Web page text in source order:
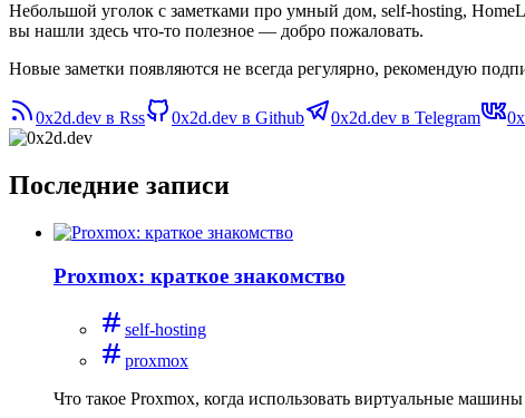
Небольшой уголок с заметками про умный дом, self-hosting,
вы нашли здесь что-то полезное — добро пожаловать.
Новые заметки появляются не всегда регулярно, рекомендую
0x2d.dev в Rss 0x2d.dev в Github 0x2d.dev в Telegram
Последние записи
Proxmox: краткое знакомство
self-hosting
proxmox
Что такое Proxmox, когда использовать виртуальные